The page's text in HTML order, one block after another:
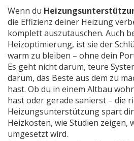
Wenn du
die Effizienz deiner Heizung
komplett auszutauschen. Auch
Heizoptimierung, ist sie der
warm zu bleiben – ohne dein
Es geht nicht darum, teure
darum, das Beste aus dem zu
hast. Ob du in einem Altbau
hast oder gerade sanierst – die
Heizungsunterstützung spart dir
Heizkosten, wie Studien zeigen,
umgesetzt wird.